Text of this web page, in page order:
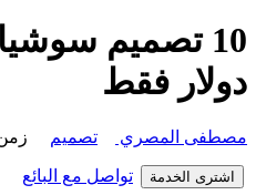
دولار فقط
مصطفى المصري تصميم
اشترى الخدمة تواصل مع البائع